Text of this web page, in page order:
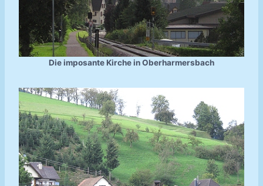
Die imposante Kirche in Oberharmersbach